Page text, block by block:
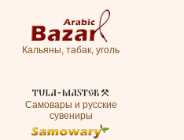
Кальяны, табак, уголь
Самовары и русские
сувениры